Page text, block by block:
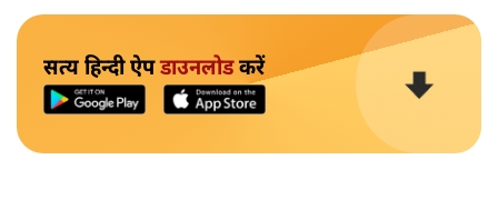
सत्य हिन्दी ऐपडाउनलोडकरें